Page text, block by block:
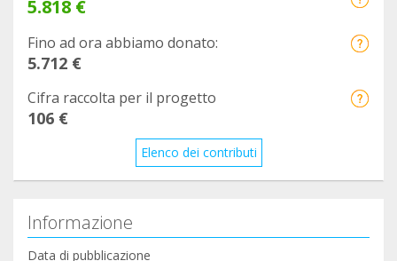
5.818 €
Fino ad ora abbiamo donato:
5.712 €
Cifra raccolta per il progetto
106 €
Elenco dei contributi
Informazione
Data di pubblicazione